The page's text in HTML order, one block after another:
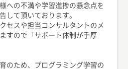
への不満や学習進捗の懸念点を
して頂いております。
セスや担当コンサルタントのメ
すので「サポート体制が手厚
のため、プログラミング学習の